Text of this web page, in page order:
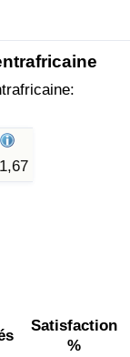
Satisfaction
%